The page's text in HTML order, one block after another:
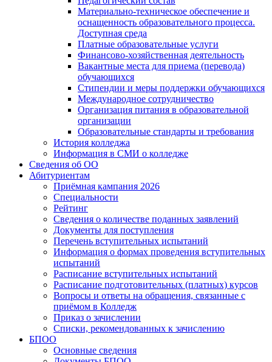
Материально-техническое обеспечение и
оснащенность образовательного процесса.
Доступная среда
Платные образовательные услуги
Финансово-хозяйственная деятельность
Вакантные места для приема (перевода)
обучающихся
Стипендии и меры поддержки обучающихся
Международное сотрудничество
Организация питания в образовательной
организации
Образовательные стандарты и требования
История колледжа
Информация в СМИ о колледже
Сведения об ОО
Абитуриентам
Приёмная кампания 2026
Специальности
Рейтинг
Сведения о количестве поданных заявлений
Документы для поступления
Перечень вступительных испытаний
Информация о формах проведения вступительных
испытаний
Расписание вступительных испытаний
Расписание подготовительных (платных) курсов
Вопросы и ответы на обращения, связанные с
приёмом в Колледж
Приказ о зачислении
Списки, рекомендованных к зачислению
БПОО
Основные сведения